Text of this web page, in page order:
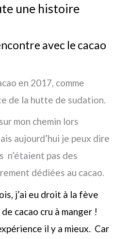
une histoire
avec le cacao
en 2017, comme
de la hutte de sudation.
mon chemin lors
aujourd’hui je peux dire
n’étaient pas des
dédiées au cacao.
j’ai eu droit à la fève
cacao cru à manger !
il y a mieux. Car